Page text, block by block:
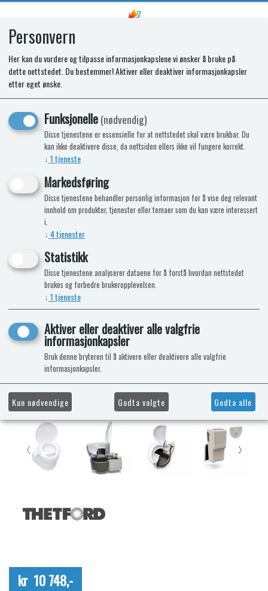
Toalett S220-S Plast
Separasjonstoalett
Toalettskål i plast
kr 10 748,-
Personvern
Her kan du vurdere og tilpasse informasjonkapslene vi ønsker å bruke på
dette nettstedet. Du bestemmer! Aktiver eller deaktiver informasjonkapsler
etter eget ønske.
Funksjonelle(nødvendig)
Disse tjenestene er essensielle for at nettstedet skal være brukbar. Du
kan ikke deaktivere disse, da nettsiden ellers ikke vil fungere korrekt.
↓ 1tjeneste
Markedsføring
Disse tjenestene behandler personlig informasjon for å vise deg relevant
innhold om produkter, tjenester eller temaer som du kan være interessert
i.
↓ 4tjenester
Statistikk
Disse tjenestene analyserer dataene for å forstå hvordan nettstedet
brukes og forbedre brukeropplevelsen.
↓ 1tjeneste
Aktiver eller deaktiver alle valgfrie
informasjonkapsler
Bruk denne bryteren til å aktivere eller deaktivere alle valgfrie
informasjonkapsler.
Kun nødvendige Godta valgte Godta alle